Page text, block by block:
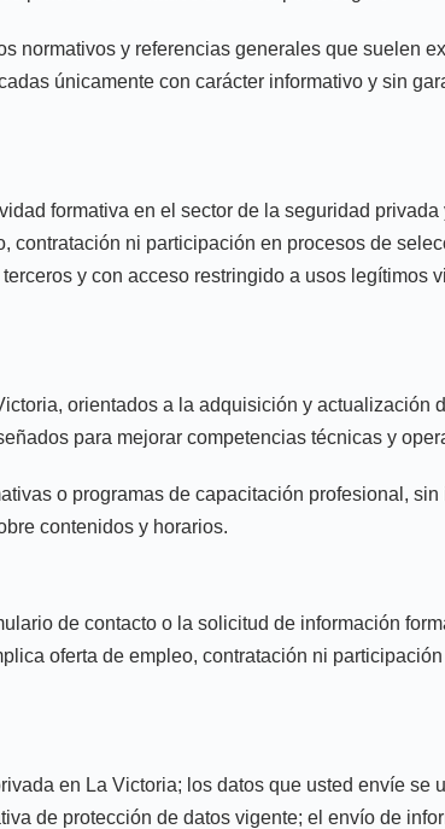
normativos y referencias generales que suelen
únicamente con carácter informativo y sin
formativa en el sector de la seguridad privada
ni participación en procesos de
y con acceso restringido a usos legítimos
orientados a la adquisición y actualización
para mejorar competencias técnicas y
o programas de capacitación profesional,
contenidos y horarios.
de contacto o la solicitud de información
oferta de empleo, contratación ni
en La Victoria; los datos que usted envíe se
de protección de datos vigente; el envío de